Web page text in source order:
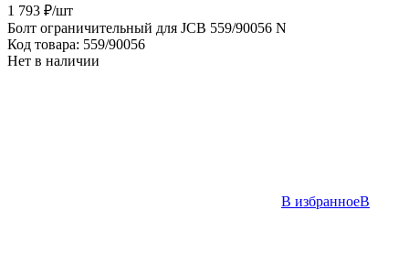
1 793 ₽/шт
Болт ограничительный для JCB 559/90056 N
Код товара: 559/90056
Нет в наличии
В избранноеВ